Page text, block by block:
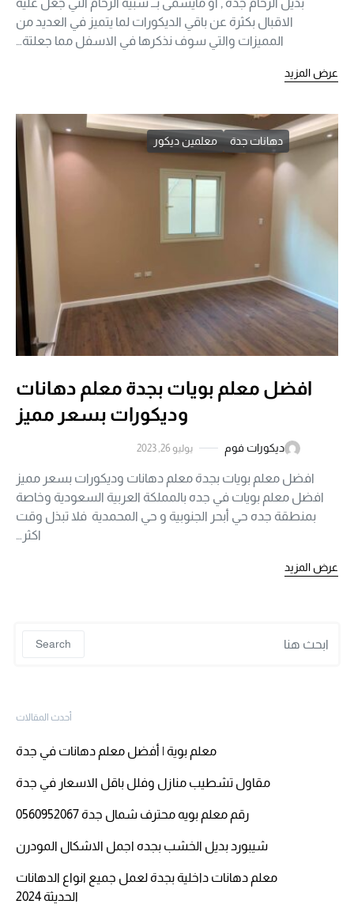
بديل الرخام جدة , او مايسمى بــ شبية الرخام التي جعل علية
الاقبال بكثرة عن باقي الديكورات لما يتميز في العديد من
المميزات والتي سوف نذكرها في الاسفل مما جعلتة…
عرض المزيد
دهانات جدة معلمين ديكور
افضل معلم بويات بجدة معلم دهانات
وديكورات بسعر مميز
ديكورات فوم يوليو 26, 2023
افضل معلم بويات بجدة معلم دهانات وديكورات بسعر مميز
افضل معلم بويات في جده بالمملكة العربية السعودية وخاصة
بمنطقة جده حي أبحر الجنوبية و حي المحمدية فلا تبذل وقت
اكثر…
عرض المزيد
Search
أحدث المقالات
معلم بوية | أفضل معلم دهانات في جدة
مقاول تشطيب منازل وفلل باقل الاسعار في جدة
رقم معلم بويه محترف شمال جدة 0560952067
شيبورد بديل الخشب بجده اجمل الاشكال المودرن
معلم دهانات داخلية بجدة لعمل جميع انواع الدهانات
الحديثة 2024